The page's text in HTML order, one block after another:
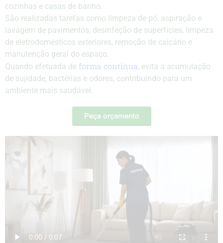
cozinhas e casas de banho.
São realizadas tarefas como limpeza de pó, aspiração e
lavagem de pavimentos, desinfeção de superfícies, limpeza
de eletrodomésticos exteriores, remoção de calcário e
manutenção geral do espaço.
Quando efetuada de forma contínua, evita a acumulação
de sujidade, bactérias e odores, contribuindo para um
ambiente mais saudável.
Peça orçamento